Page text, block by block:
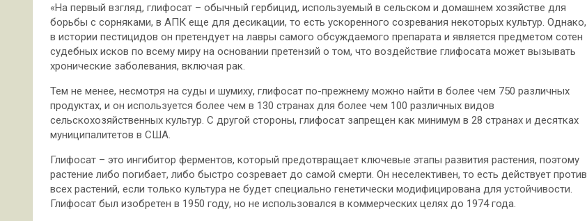
«На первый взгляд, глифосат – обычный гербицид, используемый в сельском и домашнем хозяйстве для
борьбы с сорняками, в АПК еще для десикации, то есть ускоренного созревания некоторых культур. Однако,
в истории пестицидов он претендует на лавры самого обсуждаемого препарата и является предметом сотен
судебных исков по всему миру на основании претензий о том, что воздействие глифосата может вызывать
хронические заболевания, включая рак.
Тем не менее, несмотря на суды и шумиху, глифосат по-прежнему можно найти в более чем 750 различных
продуктах, и он используется более чем в 130 странах для более чем 100 различных видов
сельскохозяйственных культур. С другой стороны, глифосат запрещен как минимум в 28 странах и десятках
муниципалитетов в США.
Глифосат – это ингибитор ферментов, который предотвращает ключевые этапы развития растения, поэтому
растение либо погибает, либо быстро созревает до самой смерти. Он неселективен, то есть действует против
всех растений, если только культура не будет специально генетически модифицирована для устойчивости.
Глифосат был изобретен в 1950 году, но не использовался в коммерческих целях до 1974 года.